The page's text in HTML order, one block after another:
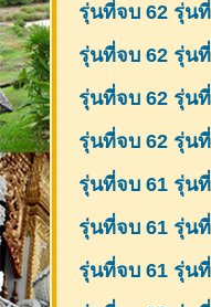
รุ่นที่จบ 62 รุ่น
รุ่นที่จบ 62 รุ่น
รุ่นที่จบ 62 รุ่น
รุ่นที่จบ 62 รุ่น
รุ่นที่จบ 61 รุ่น
รุ่นที่จบ 61 รุ่น
รุ่นที่จบ 61รุ่นที่